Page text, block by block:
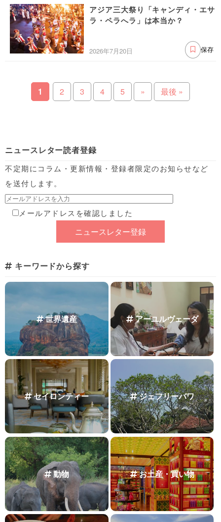
アジア三大祭り「キャンディ・エサ
ラ・ペラへラ」は本当か？
2026年7月20日 保存
1 2 3 4 5 » 最後 »
ニュースレター読者登録
不定期にコラム・更新情報・登録者限定のお知らせなど
を送付します。
メールアドレスを確認しました
キーワードから探す
世界遺産 アーユルヴェーダ
セイロンティー ジェフリーバワ
動物 お土産・買い物